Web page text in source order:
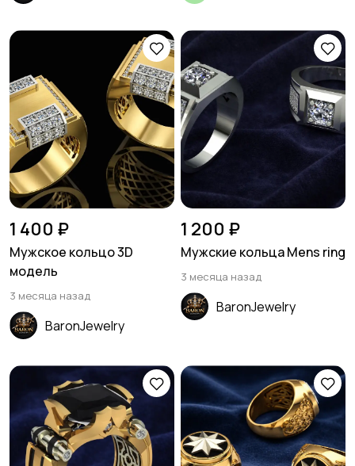
1 400 ₽
Мужское кольцо 3D
модель
3 месяца назад
BaronJewelry
1 200 ₽
Мужские кольца Mens ring
3 месяца назад
BaronJewelry